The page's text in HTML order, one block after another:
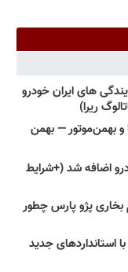
های ایران خودرو
ریرا)
و بهمن‌موتور — بهمن
اضافه شد (+شرایط
پژو پارس چطور
استانداردهای جدید